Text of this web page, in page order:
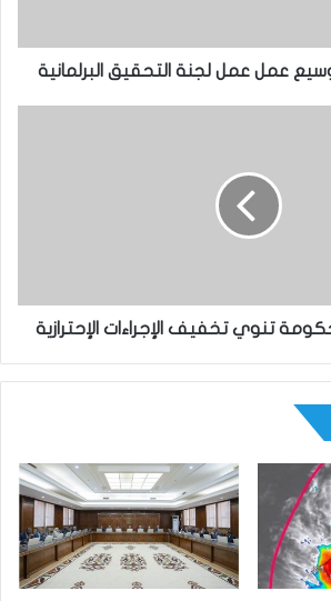
عمل عمل لجنة التحقيق البرلمانية
تنوي تخفيف الإجراءات الإحترازية